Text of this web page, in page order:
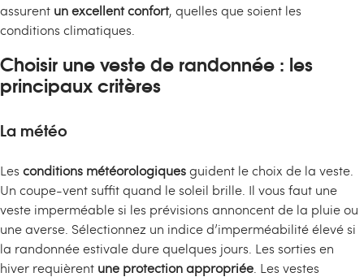
assurent un excellent confort, quelles que soient les
conditions climatiques.
Choisir une veste de randonnée : les
principaux critères
La météo
Les conditions météorologiquesguident le choix de la veste.
Un coupe-vent suffit quand le soleil brille. Il vous faut une
veste imperméable si les prévisions annoncent de la pluie ou
une averse. Sélectionnez un indice d’imperméabilité élevé si
la randonnée estivale dure quelques jours. Les sorties en
hiver requièrent une protection appropriée . Les vestes